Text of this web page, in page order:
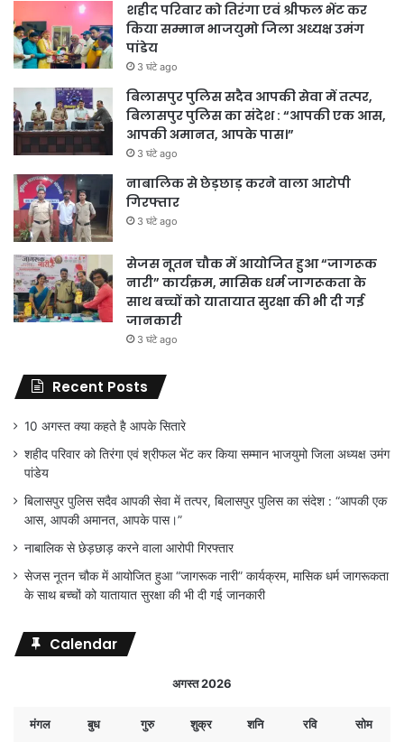
शहीद परिवार को तिरंगा एवं श्रीफल भेंट कर
किया सम्मान भाजयुमो जिला अध्यक्ष उमंग
पांडेय
3 घंटे ago
बिलासपुर पुलिस सदैव आपकी सेवा में तत्पर,
बिलासपुर पुलिस का संदेश : “आपकी एक आस,
आपकी अमानत, आपके पास।”
3 घंटे ago
नाबालिक से छेड़छाड़ करने वाला आरोपी
गिरफ्तार
3 घंटे ago
सेजस नूतन चौक में आयोजित हुआ “जागरूक
नारी” कार्यक्रम, मासिक धर्म जागरूकता के
साथ बच्चों को यातायात सुरक्षा की भी दी गई
जानकारी
3 घंटे ago
Recent Posts
10 अगस्त क्या कहते है आपके सितारे
शहीद परिवार को तिरंगा एवं श्रीफल भेंट कर किया सम्मान भाजयुमो जिला अध्यक्ष उमंग
पांडेय
बिलासपुर पुलिस सदैव आपकी सेवा में तत्पर, बिलासपुर पुलिस का संदेश : “आपकी एक
आस, आपकी अमानत, आपके पास।”
नाबालिक से छेड़छाड़ करने वाला आरोपी गिरफ्तार
सेजस नूतन चौक में आयोजित हुआ “जागरूक नारी” कार्यक्रम, मासिक धर्म जागरूकता
के साथ बच्चों को यातायात सुरक्षा की भी दी गई जानकारी
Calendar
अगस्त 2026
मंगल बुध गुरु शुक्र शनि रवि सोम